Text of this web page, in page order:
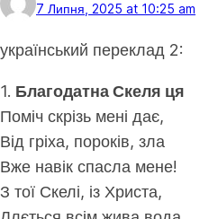
7 Липня, 2025 at 10:25 am
український переклад 2:
1. Благодатна Скеля ця
Поміч скрізь мені дає,
Від гріха, пороків, зла
Вже навік спасла мене!
З тої Скелі, із Христа,